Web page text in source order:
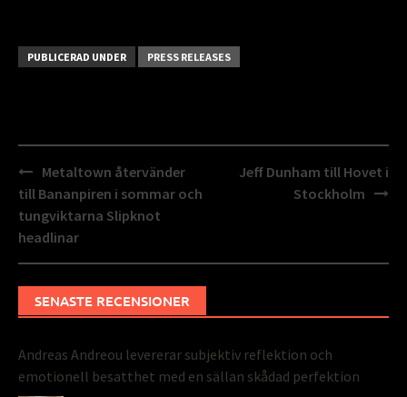
PUBLICERAD UNDER PRESS RELEASES
Inläggsnavigering
Metaltown återvänder
till Bananpiren i sommar och
tungviktarna Slipknot
headlinar
Jeff Dunham till Hovet i
Stockholm
SENASTE RECENSIONER
Andreas Andreou levererar subjektiv reflektion och
emotionell besatthet med en sällan skådad perfektion